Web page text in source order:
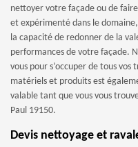
nettoyer votre façade ou de
et expérimenté dans le
la capacité de redonner de la
performances de votre façade.
vous pour s’occuper de tous
matériels et produits est
valable tant que vous vous
Paul 19150.
Devis nettoyage et